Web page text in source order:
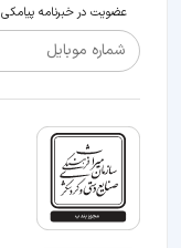
عضویت در خبرنامه پیامکی
شماره موبایل